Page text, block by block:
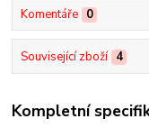
Komentáře 0
Související zboží 4
Kompletní